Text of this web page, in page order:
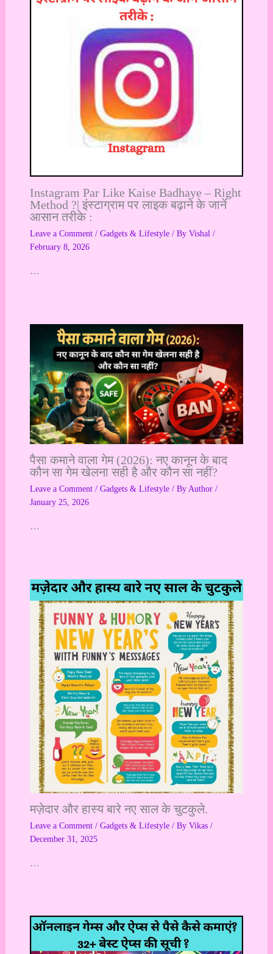
Instagram Par Like Kaise Badhaye – Right
Method ?| इंस्टाग्राम पर लाइक बढ़ाने के जानें
आसान तरीके :
Leave a Comment / Gadgets & Lifestyle/ By Vishal /
February 8, 2026
…
पैसा कमाने वाला गेम (2026): नए कानून के बाद
कौन सा गेम खेलना सही है और कौन सा नहीं?
Leave a Comment / Gadgets & Lifestyle/ By Author /
January 25, 2026
…
मज़ेदार और हास्य बारे नए साल के चुटकुले.
Leave a Comment / Gadgets & Lifestyle/ By Vikas /
December 31, 2025
…